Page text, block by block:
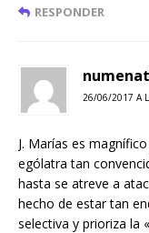
RESPONDER
26/06/2017 A
J. Marías es
ególatra tan
hasta se atreve a
hecho de estar tan
selectiva y prioriza la